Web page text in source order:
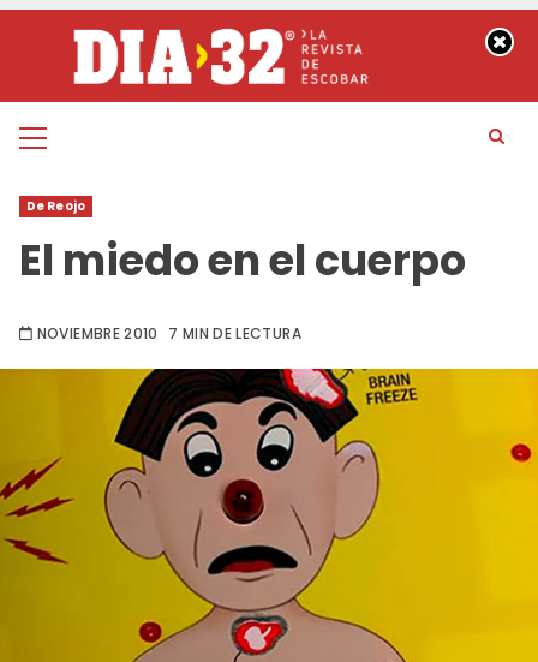
contenido
Menú
De Reojo
El miedo en el cuerpo
NOVIEMBRE 2010 7 MIN DE LECTURA